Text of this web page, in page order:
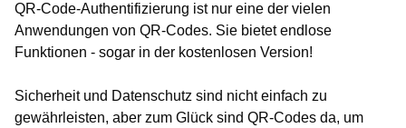
QR-Code-Authentifizierung ist nur eine der vielen
Anwendungen von QR-Codes. Sie bietet endlose
Funktionen - sogar in der kostenlosen Version!
Sicherheit und Datenschutz sind nicht einfach zu
gewährleisten, aber zum Glück sind QR-Codes da, um